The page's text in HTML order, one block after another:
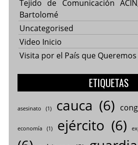
Tejido de Comunicación
Bartolomé
Uncategorised
Video Inicio
Visita por el País que Queremos
ETIQUETAS
asesinato (1) cauca (6)
economía(1) ejército (6)